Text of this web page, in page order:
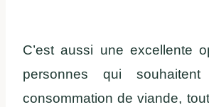
C’est aussi une excellente
personnes qui
consommation de viande,